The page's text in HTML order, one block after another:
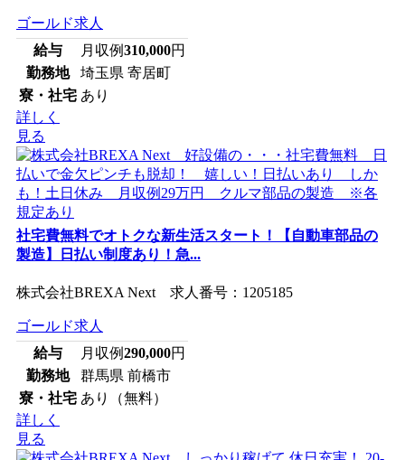
ゴールド求人
給与
月収例310,000円
勤務地
埼玉県 寄居町
寮・社宅 あり
詳しく
見る
社宅費無料でオトクな新生活スタート！【自動車部品の
製造】日払い制度あり！急...
株式会社BREXA Next 求人番号：1205185
ゴールド求人
給与
月収例290,000円
勤務地
群馬県 前橋市
寮・社宅 あり（無料）
詳しく
見る